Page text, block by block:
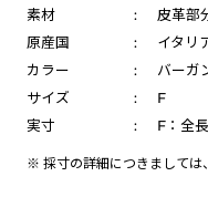
素材
:
皮革部
原産国
:
イタリ
カラー
:
バーガ
サイズ
:
F
実寸
: F：全
※ 採寸の詳細につきましては、